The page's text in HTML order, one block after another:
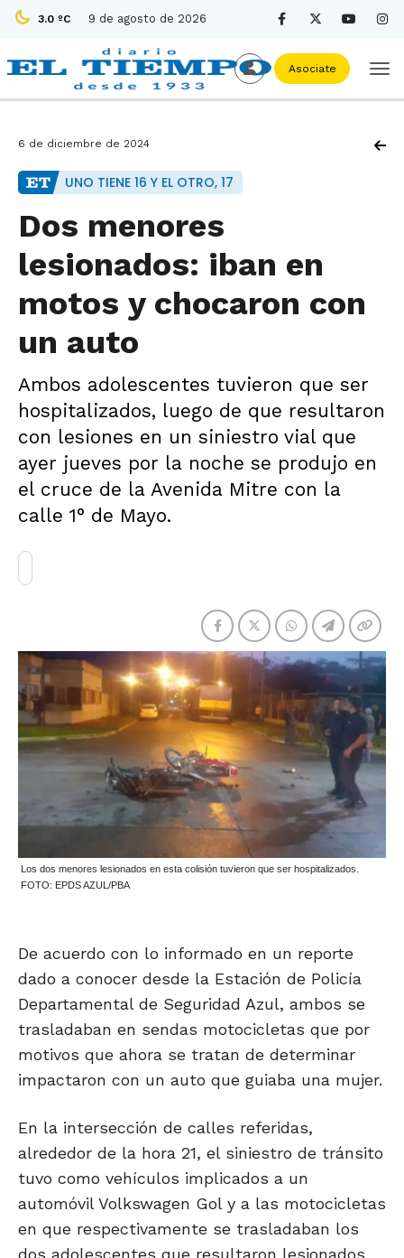
3.0 ºC 9 de agosto de 2026
Asociate
6 de diciembre de 2024
UNO TIENE 16 Y EL OTRO, 17
Dos menores
lesionados: iban en
motos y chocaron con
un auto
Ambos adolescentes tuvieron que ser
hospitalizados, luego de que resultaron
con lesiones en un siniestro vial que
ayer jueves por la noche se produjo en
el cruce de la Avenida Mitre con la
calle 1° de Mayo.
Los dos menores lesionados en esta colisión tuvieron que ser hospitalizados.
FOTO: EPDS AZUL/PBA
De acuerdo con lo informado en un reporte
dado a conocer desde la Estación de Policía
Departamental de Seguridad Azul, ambos se
trasladaban en sendas motocicletas que por
motivos que ahora se tratan de determinar
impactaron con un auto que guiaba una mujer.
En la intersección de calles referidas,
alrededor de la hora 21, el siniestro de tránsito
tuvo como vehículos implicados a un
automóvil Volkswagen Gol y a las motocicletas
en que respectivamente se trasladaban los